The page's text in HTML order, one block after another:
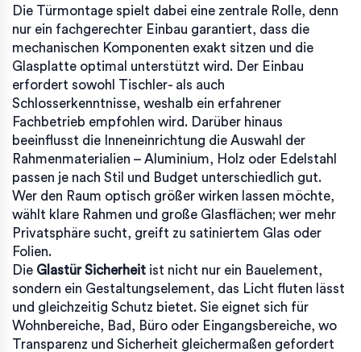
Die Türmontage spielt dabei eine zentrale Rolle, denn
nur ein fachgerechter Einbau garantiert, dass die
mechanischen Komponenten exakt sitzen und die
Glasplatte optimal unterstützt wird. Der Einbau
erfordert sowohl Tischler- als auch
Schlosserkenntnisse, weshalb ein erfahrener
Fachbetrieb empfohlen wird. Darüber hinaus
beeinflusst die Inneneinrichtung die Auswahl der
Rahmenmaterialien – Aluminium, Holz oder Edelstahl
passen je nach Stil und Budget unterschiedlich gut.
Wer den Raum optisch größer wirken lassen möchte,
wählt klare Rahmen und große Glasflächen; wer mehr
Privatsphäre sucht, greift zu satiniertem Glas oder
Folien.
Die Glastür Sicherheit ist nicht nur ein Bauelement,
sondern ein Gestaltungselement, das Licht fluten lässt
und gleichzeitig Schutz bietet. Sie eignet sich für
Wohnbereiche, Bad, Büro oder Eingangsbereiche, wo
Transparenz und Sicherheit gleichermaßen gefordert